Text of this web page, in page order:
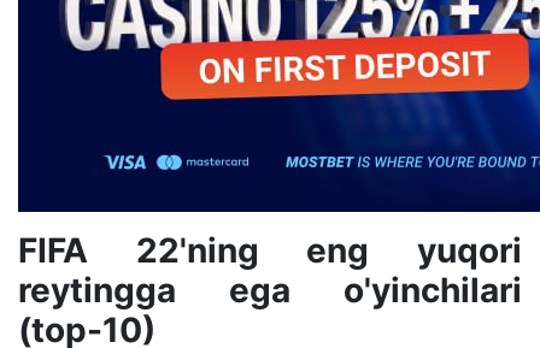
FIFA 22'ning eng yuqori
reytingga ega o'yinchilari
(top-10)